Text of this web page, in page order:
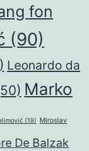
fon
(90)
Leonardo da
Marko
(19) Miroslav
De Balzak